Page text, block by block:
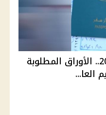
استخراج جواز السفر 2026.. الأوراق المطلوبة
العا...